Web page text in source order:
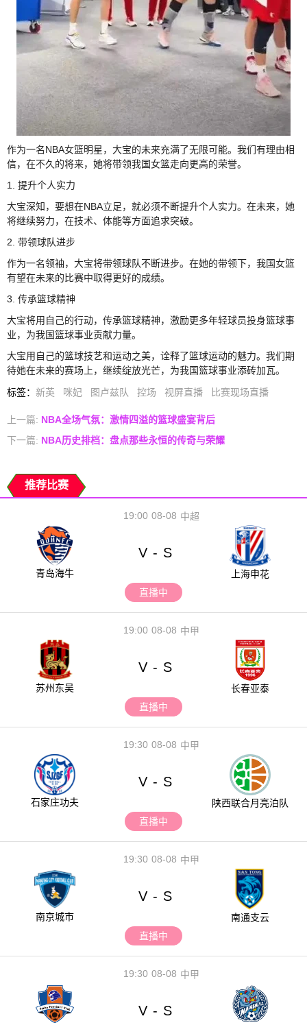
作为一名NBA女篮明星，大宝的未来充满了无限可能。我们有理由相
信，在不久的将来，她将带领我国女篮走向更高的荣誉。
1. 提升个人实力
大宝深知，要想在NBA立足，就必须不断提升个人实力。在未来，她
将继续努力，在技术、体能等方面追求突破。
2. 带领球队进步
作为一名领袖，大宝将带领球队不断进步。在她的带领下，我国女篮
有望在未来的比赛中取得更好的成绩。
3. 传承篮球精神
大宝将用自己的行动，传承篮球精神，激励更多年轻球员投身篮球事
业，为我国篮球事业贡献力量。
大宝用自己的篮球技艺和运动之美，诠释了篮球运动的魅力。我们期
待她在未来的赛场上，继续绽放光芒，为我国篮球事业添砖加瓦。
标签： 新英 咪妃 图卢兹队 控场 视屏直播 比赛现场直播
上一篇: NBA全场气氛：激情四溢的篮球盛宴背后
下一篇: NBA历史排档：盘点那些永恒的传奇与荣耀
推荐比赛
08-08
19:00 中超
青岛海牛
V - S
上海申花
直播中
08-08
19:00 中甲
苏州东吴
V - S
长春亚泰
直播中
08-08
19:30 中甲
石家庄功夫
V - S
陕西联合月亮泊队
直播中
08-08
19:30 中甲
南京城市
V - S
南通支云
直播中
08-08
19:30 中甲
V - S